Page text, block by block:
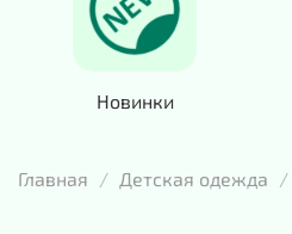
Новинки
Главная Детская одежда